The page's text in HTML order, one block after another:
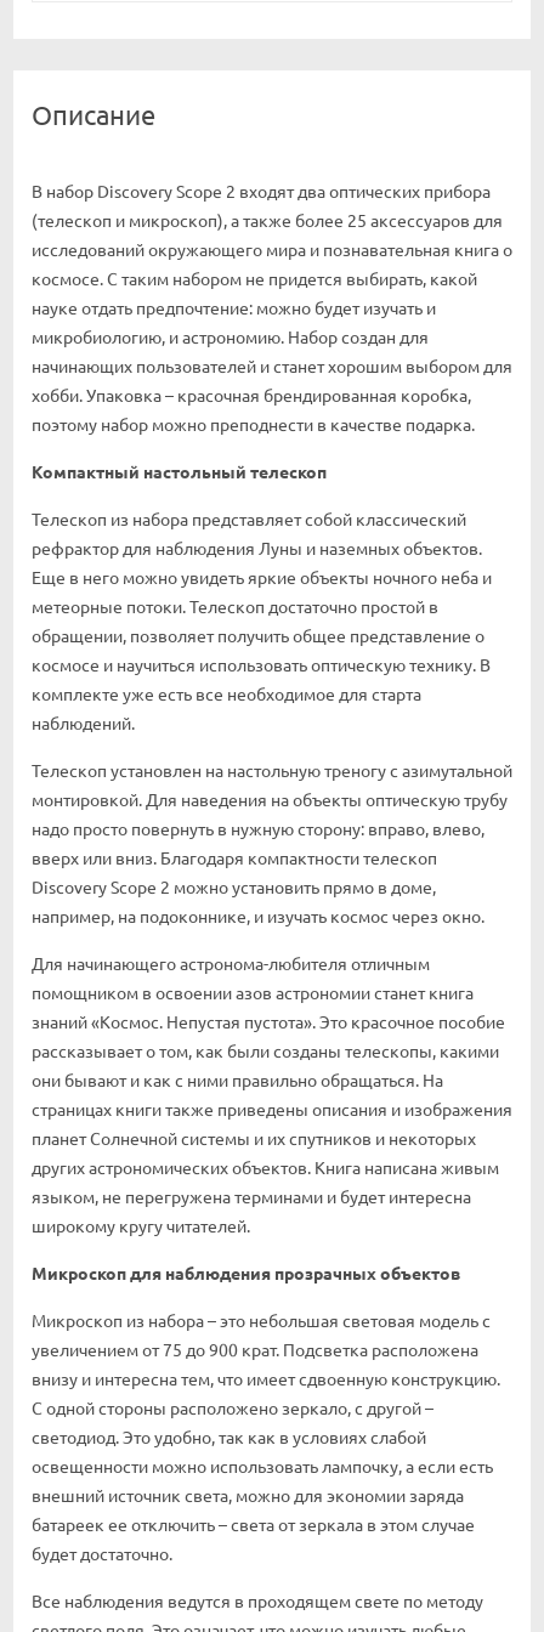
Описание
В набор Discovery Scope 2 входят два оптических прибора
(телескоп и микроскоп), а также более 25 аксессуаров для
исследований окружающего мира и познавательная книга о
космосе. С таким набором не придется выбирать, какой
науке отдать предпочтение: можно будет изучать и
микробиологию, и астрономию. Набор создан для
начинающих пользователей и станет хорошим выбором для
хобби. Упаковка – красочная брендированная коробка,
поэтому набор можно преподнести в качестве подарка.
Компактный настольный телескоп
Телескоп из набора представляет собой классический
рефрактор для наблюдения Луны и наземных объектов.
Еще в него можно увидеть яркие объекты ночного неба и
метеорные потоки. Телескоп достаточно простой в
обращении, позволяет получить общее представление о
космосе и научиться использовать оптическую технику. В
комплекте уже есть все необходимое для старта
наблюдений.
Телескоп установлен на настольную треногу с азимутальной
монтировкой. Для наведения на объекты оптическую трубу
надо просто повернуть в нужную сторону: вправо, влево,
вверх или вниз. Благодаря компактности телескоп
Discovery Scope 2 можно установить прямо в доме,
например, на подоконнике, и изучать космос через окно.
Для начинающего астронома-любителя отличным
помощником в освоении азов астрономии станет книга
знаний «Космос. Непустая пустота». Это красочное пособие
рассказывает о том, как были созданы телескопы, какими
они бывают и как с ними правильно обращаться. На
страницах книги также приведены описания и изображения
планет Солнечной системы и их спутников и некоторых
других астрономических объектов. Книга написана живым
языком, не перегружена терминами и будет интересна
широкому кругу читателей.
Микроскоп для наблюдения прозрачных объектов
Микроскоп из набора – это небольшая световая модель с
увеличением от 75 до 900 крат. Подсветка расположена
внизу и интересна тем, что имеет сдвоенную конструкцию.
С одной стороны расположено зеркало, с другой –
светодиод. Это удобно, так как в условиях слабой
освещенности можно использовать лампочку, а если есть
внешний источник света, можно для экономии заряда
батареек ее отключить – света от зеркала в этом случае
будет достаточно.
Все наблюдения ведутся в проходящем свете по методу